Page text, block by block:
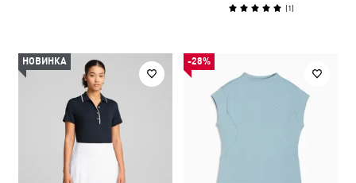
(1)
НОВИНКА -28%